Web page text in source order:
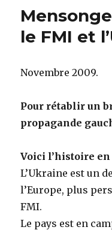
le FMI et
Novembre 2009.
Pour rétablir un
propagande
Voici l’histoire
L’Ukraine est un
l’Europe, plus
FMI.
Le pays est en